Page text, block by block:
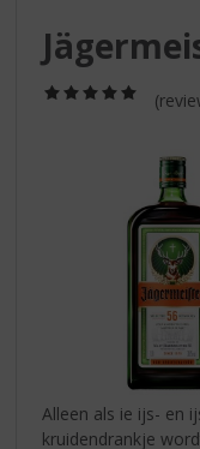
/
Alleen als ie ijs- en
kruidendrankje